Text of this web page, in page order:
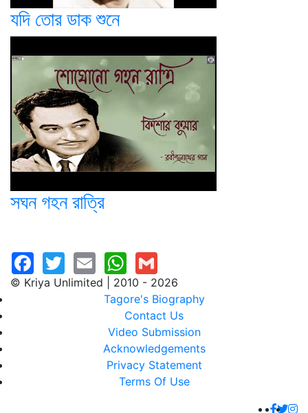
যদি তোর ডাক শুনে
সঘন গহন রাত্রি
© Kriya Unlimited | 2010 - 2026
Tagore's Biography
Contact Us
Video Submission
Acknowledgements
Privacy Statement
Terms Of Use